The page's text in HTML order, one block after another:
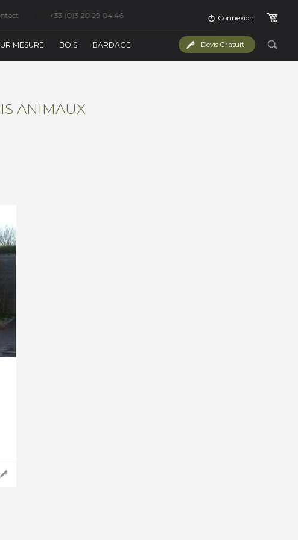
MESURE BOIS BARDAGE
+33 (0)3 20 29 04 46
Devis Gratuit
Connexion
ANIMAUX